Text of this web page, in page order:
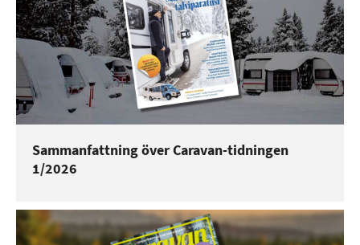
Sammanfattning över Caravan-tidningen
1/2026